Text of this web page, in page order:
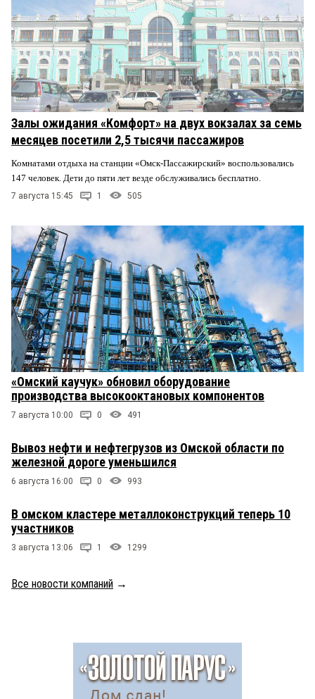
Залы ожидания «Комфорт» на двух вокзалах за семь
месяцев посетили 2,5 тысячи пассажиров
Комнатами отдыха на станции «Омск-Пассажирский» воспользовались
147 человек. Дети до пяти лет везде обслуживались бесплатно.
7 августа 15:45 1 505
«Омский каучук» обновил оборудование
производства высокооктановых компонентов
7 августа 10:00 0 491
Вывоз нефти и нефтегрузов из Омской области по
железной дороге уменьшился
6 августа 16:00 0 993
В омском кластере металлоконструкций теперь 10
участников
3 августа 13:06 1 1299
Все новости компаний →